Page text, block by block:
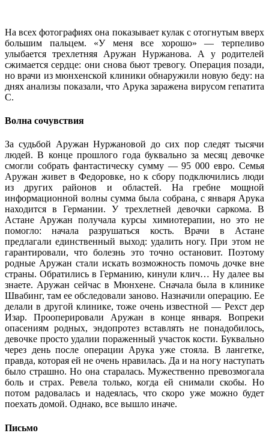
На всех фотографиях она показывает кулак с отогнутым вверх
большим пальцем. «У меня все хорошо» — терпеливо
улыбается трехлетняя Аружан Нуржанова. А у родителей
сжимается сердце: они снова бьют тревогу. Операция позади,
но врачи из мюнхенской клиники обнаружили новую беду: на
днях анализы показали, что Арука заражена вирусом гепатита
С.
Волна сочувствия
За судьбой Аружан Нуржановой до сих пор следят тысячи
людей. В конце прошлого года буквально за месяц девочке
смогли собрать фантастическу сумму — 95 000 евро. Семья
Аружан живет в Федоровке, но к сбору подключились люди
из других районов и областей. На гребне мощной
информационной волны сумма была собрана, с января Арука
находится в Германии. У трехлетней девочки саркома. В
Астане Аружан получала курсы химиотерапии, но это не
помогло: начала разрушаться кость. Врачи в Астане
предлагали единственный выход: удалить ногу. При этом не
гарантировали, что болезнь это точно остановит. Поэтому
родные Аружан стали искать возможность помочь дочке вне
страны. Обратились в Германию, кинули клич… Ну далее вы
знаете. Аружан сейчас в Мюнхене. Сначала была в клинике
Швабинг, там ее обследовали заново. Назначили операцию. Ее
делали в другой клинике, тоже очень известной — Рехст дер
Изар. Прооперировали Аружан в конце января. Вопреки
опасениям родных, эндопротез вставлять не понадобилось,
девочке просто удалии пораженный участок кости. Буквально
через день после операции Арука уже стояла. В лангетке,
правда, которая ей не очень нравилась. Да и на ногу наступать
было страшно. Но она старалась. Мужественно превозмогала
боль и страх. Ревела только, когда ей снимали скобы. Но
потом радовалась и надеялась, что скоро уже можно будет
поехать домой. Однако, все вышло иначе.
Письмо